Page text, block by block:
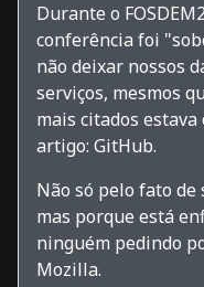
Durante o
conferência foi
não deixar nossos
serviços, mesmos
mais citados
artigo: GitHub.
Não só pelo fato
mas porque está
ninguém pedindo
Mozilla.